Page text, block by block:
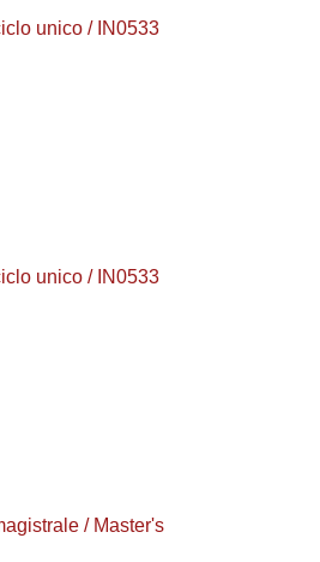
unico / IN0533
unico / IN0533
/ Master's